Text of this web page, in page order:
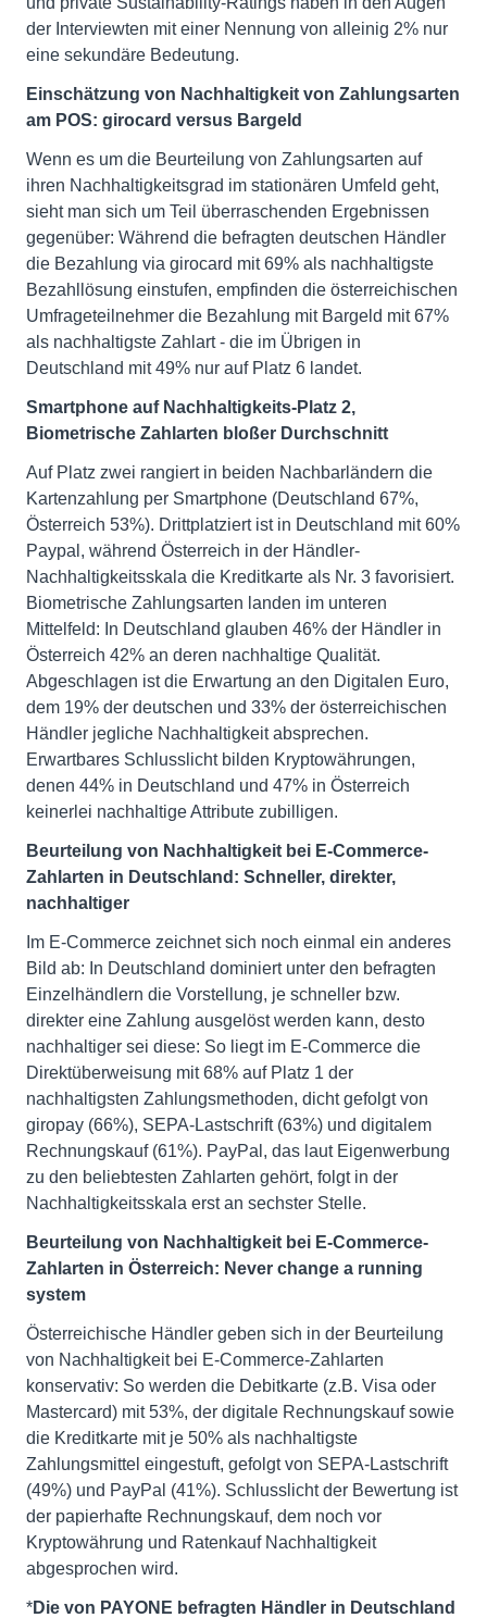
der Interviewten mit einer Nennung von alleinig 2% nur
eine sekundäre Bedeutung.
Einschätzung von Nachhaltigkeit von Zahlungsarten
am POS: girocard versus Bargeld
Wenn es um die Beurteilung von Zahlungsarten auf
ihren Nachhaltigkeitsgrad im stationären Umfeld geht,
sieht man sich um Teil überraschenden Ergebnissen
gegenüber: Während die befragten deutschen Händler
die Bezahlung via girocard mit 69% als nachhaltigste
Bezahllösung einstufen, empfinden die österreichischen
Umfrageteilnehmer die Bezahlung mit Bargeld mit 67%
als nachhaltigste Zahlart - die im Übrigen in
Deutschland mit 49% nur auf Platz 6 landet.
Smartphone auf Nachhaltigkeits-Platz 2,
Biometrische Zahlarten bloßer Durchschnitt
Auf Platz zwei rangiert in beiden Nachbarländern die
Kartenzahlung per Smartphone (Deutschland 67%,
Österreich 53%). Drittplatziert ist in Deutschland mit 60%
Paypal, während Österreich in der Händler-
Nachhaltigkeitsskala die Kreditkarte als Nr. 3 favorisiert.
Biometrische Zahlungsarten landen im unteren
Mittelfeld: In Deutschland glauben 46% der Händler in
Österreich 42% an deren nachhaltige Qualität.
Abgeschlagen ist die Erwartung an den Digitalen Euro,
dem 19% der deutschen und 33% der österreichischen
Händler jegliche Nachhaltigkeit absprechen.
Erwartbares Schlusslicht bilden Kryptowährungen,
denen 44% in Deutschland und 47% in Österreich
keinerlei nachhaltige Attribute zubilligen.
Beurteilung von Nachhaltigkeit bei E-Commerce-
Zahlarten in Deutschland: Schneller, direkter,
nachhaltiger
Im E-Commerce zeichnet sich noch einmal ein anderes
Bild ab: In Deutschland dominiert unter den befragten
Einzelhändlern die Vorstellung, je schneller bzw.
direkter eine Zahlung ausgelöst werden kann, desto
nachhaltiger sei diese: So liegt im E-Commerce die
Direktüberweisung mit 68% auf Platz 1 der
nachhaltigsten Zahlungsmethoden, dicht gefolgt von
giropay (66%), SEPA-Lastschrift (63%) und digitalem
Rechnungskauf (61%). PayPal, das laut Eigenwerbung
zu den beliebtesten Zahlarten gehört, folgt in der
Nachhaltigkeitsskala erst an sechster Stelle.
Beurteilung von Nachhaltigkeit bei E-Commerce-
Zahlarten in Österreich: Never change a running
system
Österreichische Händler geben sich in der Beurteilung
von Nachhaltigkeit bei E-Commerce-Zahlarten
konservativ: So werden die Debitkarte (z.B. Visa oder
Mastercard) mit 53%, der digitale Rechnungskauf sowie
die Kreditkarte mit je 50% als nachhaltigste
Zahlungsmittel eingestuft, gefolgt von SEPA-Lastschrift
(49%) und PayPal (41%). Schlusslicht der Bewertung ist
der papierhafte Rechnungskauf, dem noch vor
Kryptowährung und Ratenkauf Nachhaltigkeit
abgesprochen wird.
*Die von PAYONE befragten Händler in Deutschland